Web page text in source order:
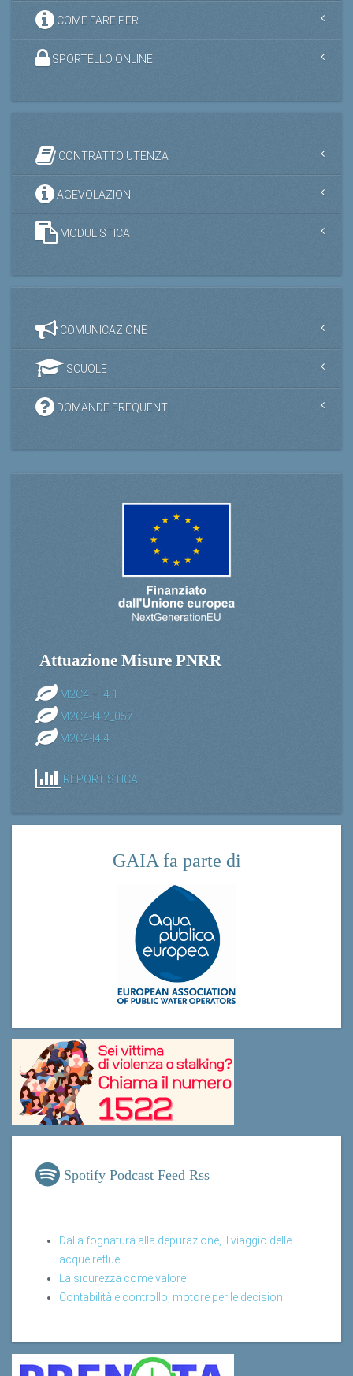
COME FARE PER...
SPORTELLO ONLINE
CONTRATTO UTENZA
AGEVOLAZIONI
MODULISTICA
COMUNICAZIONE
SCUOLE
DOMANDE FREQUENTI
Attuazione Misure PNRR
M2C4 – I4.1
M2C4-I4.2_057
M2C4-I4.4
REPORTISTICA
GAIA fa parte di
Spotify Podcast Feed Rss
Dalla fognatura alla depurazione, il viaggio delle
acque reflue
La sicurezza come valore
Contabilità e controllo, motore per le decisioni